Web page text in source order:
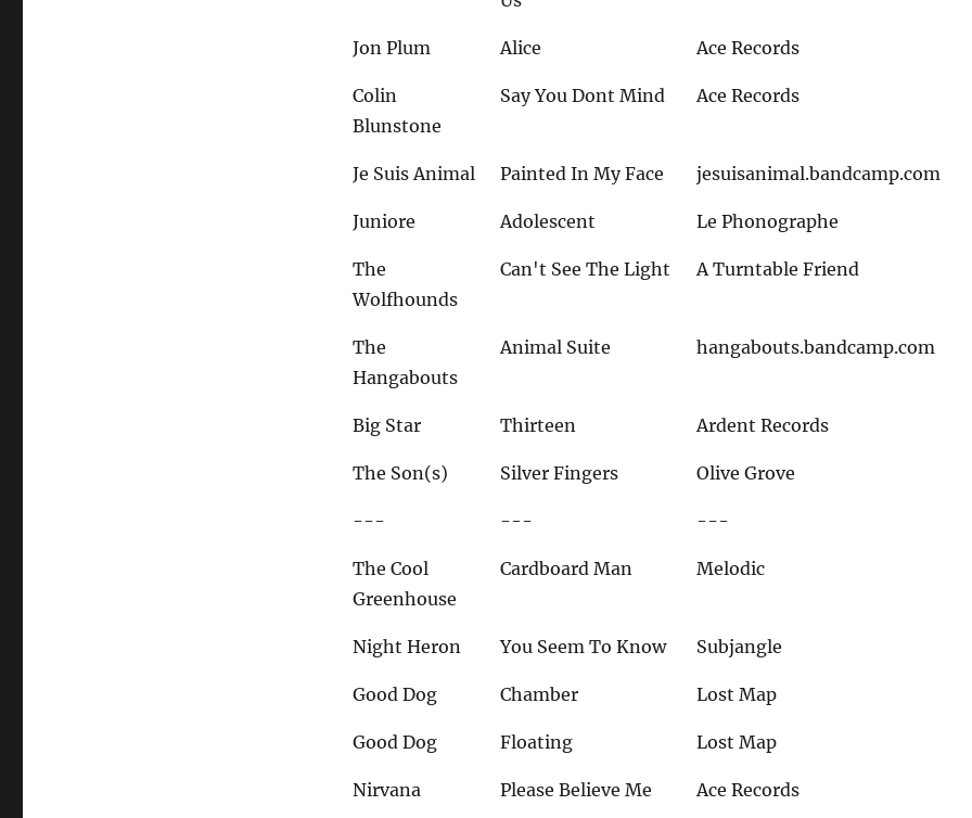
Jon Plum Alice Ace Records
Colin
Blunstone
Say You Dont Mind Ace Records
Je Suis Animal Painted In My Face jesuisanimal.bandcamp.com
Juniore Adolescent Le Phonographe
The
Wolfhounds
Can't See The Light A Turntable Friend
The
Hangabouts
Animal Suite hangabouts.bandcamp.com
Big Star Thirteen Ardent Records
The Son(s) Silver Fingers Olive Grove
--- --- ---
The Cool
Greenhouse
Cardboard Man Melodic
Night Heron You Seem To Know Subjangle
Good Dog Chamber Lost Map
Good Dog Floating Lost Map
Nirvana Please Believe Me Ace Records